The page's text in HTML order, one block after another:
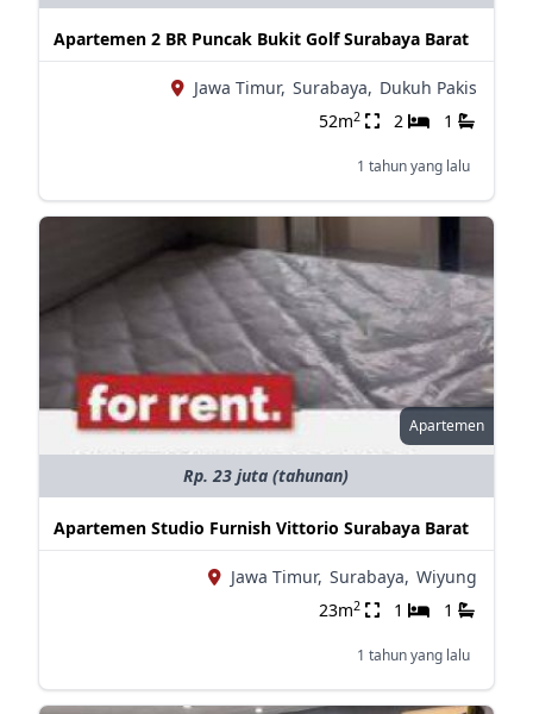
Apartemen 2 BR Puncak Bukit Golf Surabaya Barat
Jawa Timur, Surabaya, Dukuh Pakis
52m2 2 1
1 tahun yang lalu
Apartemen
Rp. 23 juta (tahunan)
Apartemen Studio Furnish Vittorio Surabaya Barat
Jawa Timur, Surabaya, Wiyung
23m2 1 1
1 tahun yang lalu